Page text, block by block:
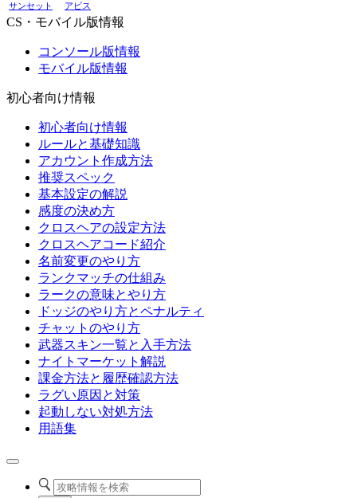
サンセット
アビス
CS・モバイル版情報
コンソール版情報
モバイル版情報
初心者向け情報
初心者向け情報
ルールと基礎知識
アカウント作成方法
推奨スペック
基本設定の解説
感度の決め方
クロスヘアの設定方法
クロスヘアコード紹介
名前変更のやり方
ランクマッチの仕組み
ラークの意味とやり方
ドッジのやり方とペナルティ
チャットのやり方
武器スキン一覧と入手方法
ナイトマーケット解説
課金方法と履歴確認方法
ラグい原因と対策
起動しない対処方法
用語集